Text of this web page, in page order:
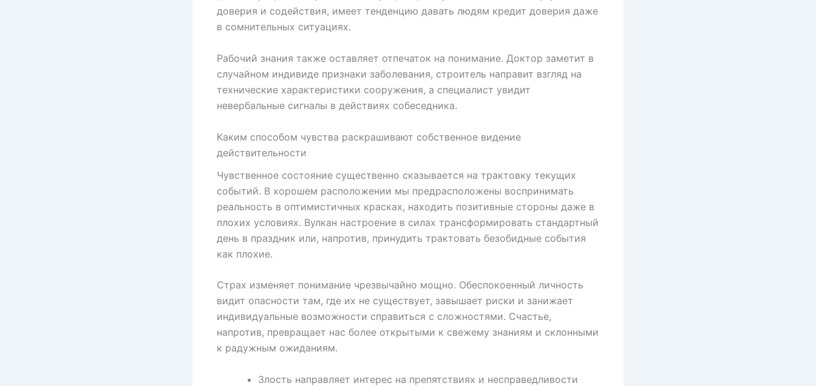
доверия и содействия, имеет тенденцию давать людям кредит доверия даже
в сомнительных ситуациях.
Рабочий знания также оставляет отпечаток на понимание. Доктор заметит в
случайном индивиде признаки заболевания, строитель направит взгляд на
технические характеристики сооружения, а специалист увидит
невербальные сигналы в действиях собеседника.
Каким способом чувства раскрашивают собственное видение
действительности
Чувственное состояние существенно сказывается на трактовку текущих
событий. В хорошем расположении мы предрасположены воспринимать
реальность в оптимистичных красках, находить позитивные стороны даже в
плохих условиях. Вулкан настроение в силах трансформировать стандартный
день в праздник или, напротив, принудить трактовать безобидные события
как плохие.
Страх изменяет понимание чрезвычайно мощно. Обеспокоенный личность
видит опасности там, где их не существует, завышает риски и занижает
индивидуальные возможности справиться с сложностями. Счастье,
напротив, превращает нас более открытыми к свежему знаниям и склонными
к радужным ожиданиям.
Злость направляет интерес на препятствиях и несправедливости